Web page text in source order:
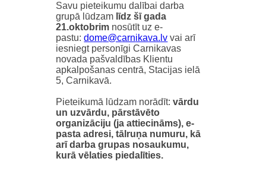
Savu pieteikumu dalībai darba
grupā lūdzam līdz šī gada
21.oktobrim nosūtīt uz e-
pastu:
vai arī
iesniegt personīgi Carnikavas
novada pašvaldības Klientu
apkalpošanas centrā, Stacijas ielā
5, Carnikavā.
Pieteikumā lūdzam norādīt: vārdu
un uzvārdu, pārstāvēto
organizāciju (ja attiecināms), e-
pasta adresi, tālruņa numuru, kā
arī darba grupas nosaukumu,
kurā vēlaties piedalīties.